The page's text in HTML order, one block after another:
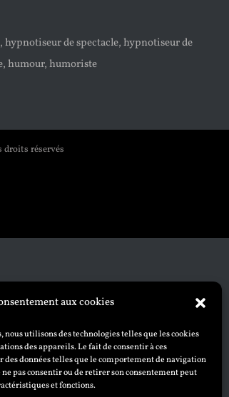
aux cookies
utilisons des technologies telles que les cookies
des appareils. Le fait de consentir à ces
données telles que le comportement de navigation
pas consentir ou de retirer son consentement peut
et fonctions.
hypnotiseur de spectacle, hypnotiseur de
humour, humoriste
réservés